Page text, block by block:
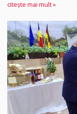
citește mai mult »